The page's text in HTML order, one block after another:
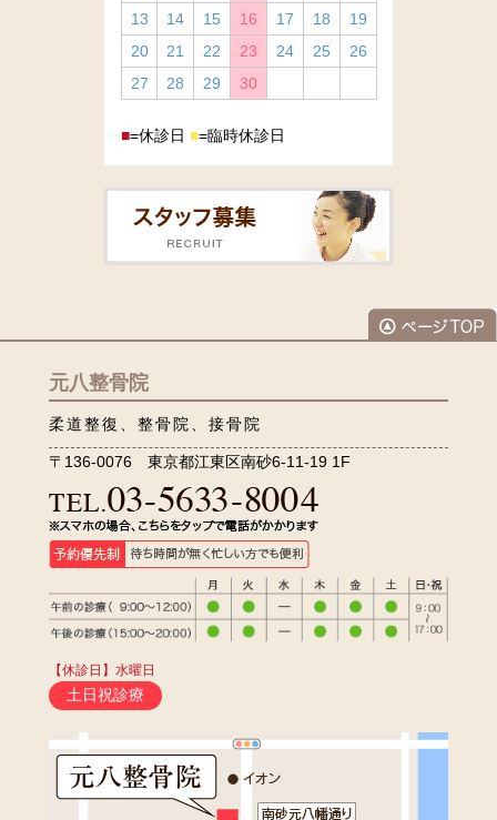
13
14 15 16 17 18
19
20
21 22 23 24 25
26
27
28 29 30
■=休診日 ■=臨時休診日
元八整骨院
柔道整復、整骨院、接骨院
〒136-0076 東京都江東区南砂6-11-19 1F
【休診日】水曜日
土日祝診療